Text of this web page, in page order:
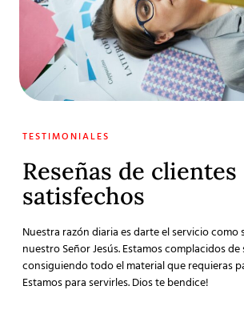
TESTIMONIALES
Reseñas de clientes
satisfechos
Nuestra razón diaria es darte el servicio como
nuestro Señor Jesús. Estamos complacidos
consiguiendo todo el material que requieras
Estamos para servirles. Dios te bendice!